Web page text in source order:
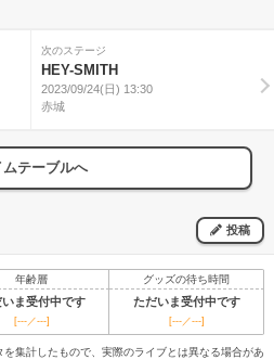
次のステージ
HEY-SMITH
2023/09/24(日) 13:30
赤城
ムテーブルへ
投稿
年齢層 グッズの待ち時間
ま受付中です ただいま受付中です
[---／---] [---／---]
集計したもので、実際のライブとは異なる場合があ